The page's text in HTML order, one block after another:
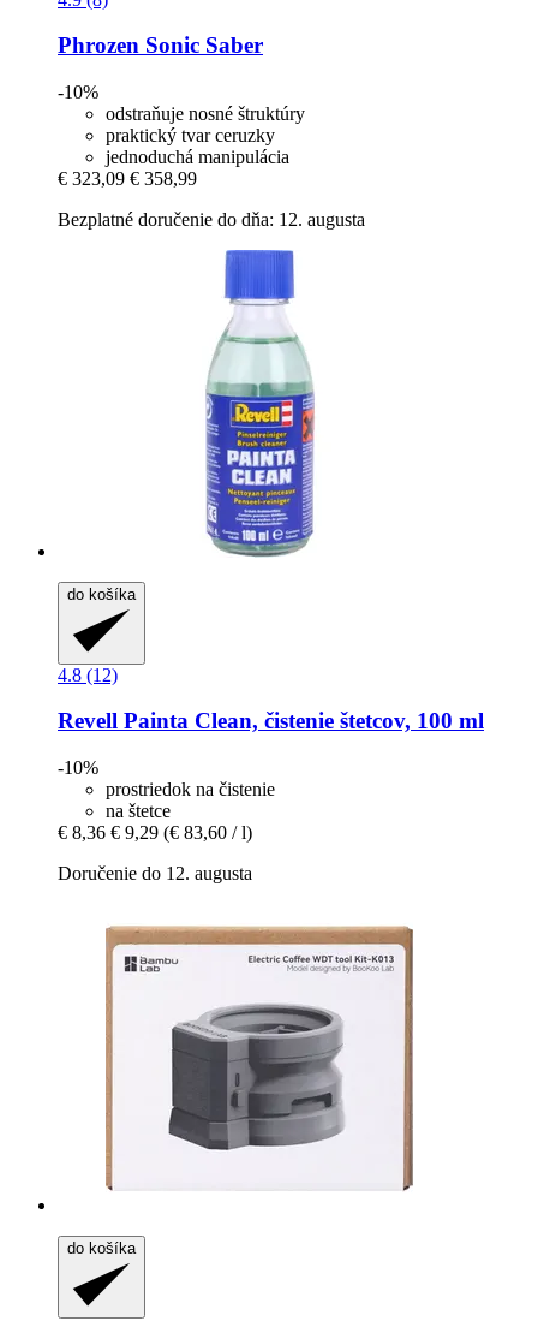
Phrozen Sonic Saber
-10%
odstraňuje nosné štruktúry
praktický tvar ceruzky
jednoduchá manipulácia
€ 323,09 € 358,99
Bezplatné doručenie do dňa: 12. augusta
do košíka
4.8 (12)
Revell Painta Clean, čistenie štetcov, 100 ml
-10%
prostriedok na čistenie
na štetce
€ 8,36 € 9,29 (€ 83,60 / l)
Doručenie do 12. augusta
do košíka